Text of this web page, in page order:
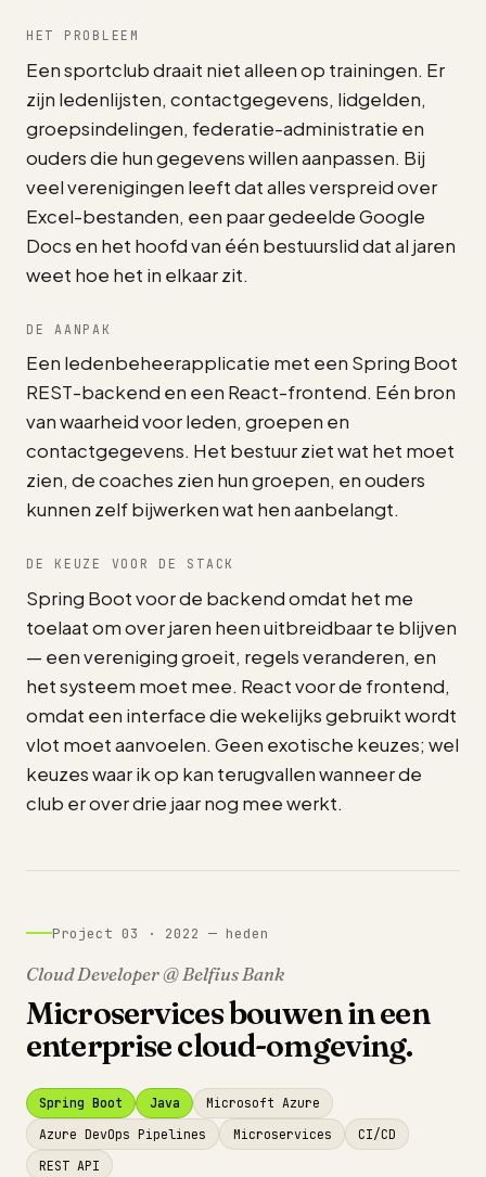
HET PROBLEEM
Een sportclub draait niet alleen op trainingen. Er
zijn ledenlijsten, contactgegevens, lidgelden,
groepsindelingen, federatie-administratie en
ouders die hun gegevens willen aanpassen. Bij
veel verenigingen leeft dat alles verspreid over
Excel-bestanden, een paar gedeelde Google
Docs en het hoofd van één bestuurslid dat al jaren
weet hoe het in elkaar zit.
DE AANPAK
Een ledenbeheerapplicatie met een Spring Boot
REST-backend en een React-frontend. Eén bron
van waarheid voor leden, groepen en
contactgegevens. Het bestuur ziet wat het moet
zien, de coaches zien hun groepen, en ouders
kunnen zelf bijwerken wat hen aanbelangt.
DE KEUZE VOOR DE STACK
Spring Boot voor de backend omdat het me
toelaat om over jaren heen uitbreidbaar te blijven
— een vereniging groeit, regels veranderen, en
het systeem moet mee. React voor de frontend,
omdat een interface die wekelijks gebruikt wordt
vlot moet aanvoelen. Geen exotische keuzes; wel
keuzes waar ik op kan terugvallen wanneer de
club er over drie jaar nog mee werkt.
Project 03 · 2022 — heden
Cloud Developer @ Belfius Bank
Microservices bouwen in een
enterprise cloud-omgeving.
Spring Boot Java
Microsoft Azure
Azure DevOps Pipelines
Microservices
CI/CD
REST API